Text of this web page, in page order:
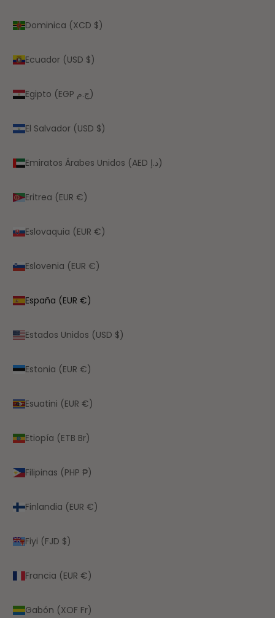
Dominica (XCD $)
Ecuador (USD $)
Egipto (EGP ج.م)
El Salvador (USD $)
Emiratos Árabes Unidos (AED د.إ)
Eritrea (EUR €)
Eslovaquia (EUR €)
Eslovenia (EUR €)
España (EUR €)
Estados Unidos (USD $)
Estonia (EUR €)
Esuatini (EUR €)
Etiopía (ETB Br)
Filipinas (PHP ₱)
Finlandia (EUR €)
Fiyi (FJD $)
Francia (EUR €)
Gabón (XOF Fr)